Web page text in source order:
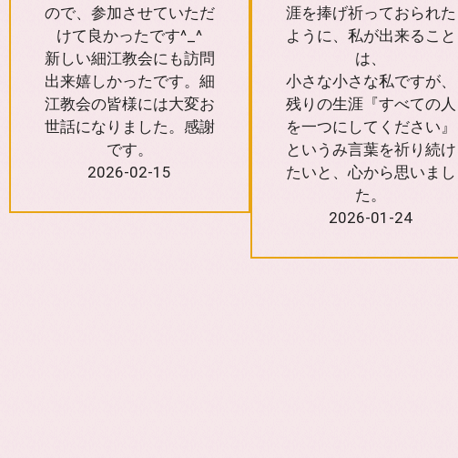
ので、参加させていただ
けて良かったです^_^
新しい細江教会にも訪問
出来嬉しかったです。細
江教会の皆様には大変お
世話になりました。感謝
です。
2026-02-15
涯を捧げ祈っておられた
ように、私が出来ること
は、
小さな小さな私ですが、
残りの生涯『すべての人
を一つにしてください』
というみ言葉を祈り続け
たいと、心から思いまし
た。
2026-01-24